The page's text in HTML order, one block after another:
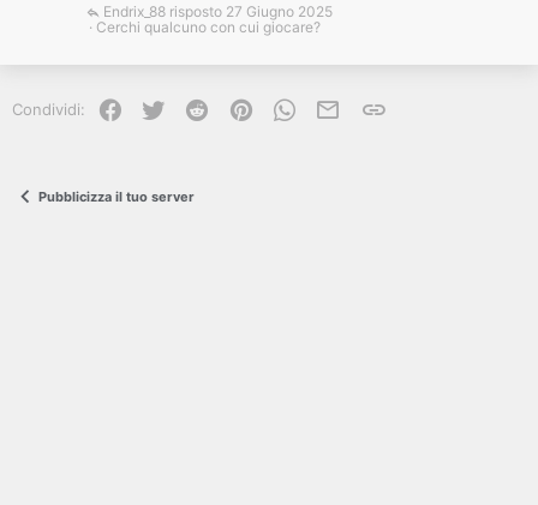
Cerchi qualcuno con cui giocare?
27 Giugno 2025
Endrix_88
Condividi: Facebook
Twitter Reddit PinterestWhatsApp
e-mailLink
Pubblicizza il tuo server